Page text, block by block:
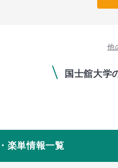
他
国士舘大学
楽単情報一覧